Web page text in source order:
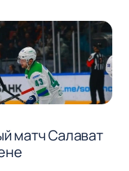
матч Салават